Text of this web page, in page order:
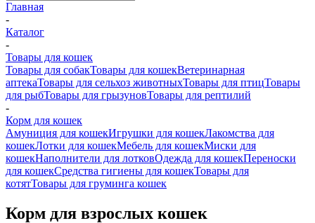
Главная
-
Каталог
-
Товары для кошек
Товары для собакТовары для кошекВетеринарная
аптекаТовары для сельхоз животныхТовары для птицТовары
для рыбТовары для грызуновТовары для рептилий
-
Корм для кошек
Амуниция для кошекИгрушки для кошекЛакомства для
кошекЛотки для кошекМебель для кошекМиски для
кошекНаполнители для лотковОдежда для кошекПереноски
для кошекСредства гигиены для кошекТовары для
котятТовары для груминга кошек
Корм для взрослых кошек